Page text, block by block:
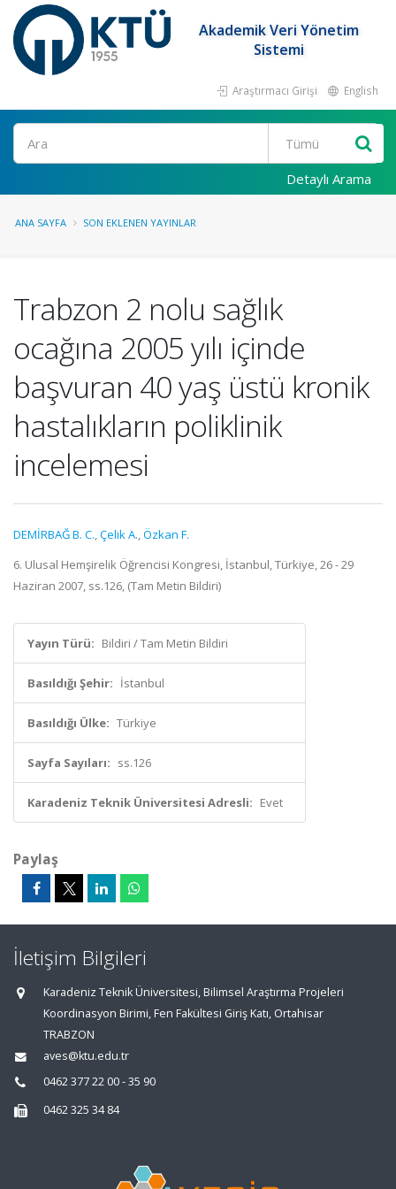
Akademik Veri Yönetim
Sistemi
Araştırmacı Girişi English
Ara
Detaylı Arama
ANA SAYFA SON EKLENEN YAYINLAR
Trabzon 2 nolu sağlık
ocağına 2005 yılı içinde
başvuran 40 yaş üstü kronik
hastalıkların poliklinik
incelemesi
DEMİRBAĞ B. C.,Çelik A.,Özkan F.
6. Ulusal Hemşirelik Öğrencisi Kongresi, İstanbul, Türkiye, 26 - 29
Haziran 2007, ss.126, (Tam Metin Bildiri)
Yayın Türü: Bildiri / Tam Metin Bildiri
Basıldığı Şehir: İstanbul
Basıldığı Ülke: Türkiye
Sayfa Sayıları: ss.126
Karadeniz Teknik Üniversitesi Adresli: Evet
Paylaş
İletişim Bilgileri
Karadeniz Teknik Üniversitesi, Bilimsel Araştırma Projeleri
Koordinasyon Birimi, Fen Fakültesi Giriş Katı, Ortahisar
TRABZON
aves@ktu.edu.tr
0462 377 22 00 - 35 90
0462 325 34 84